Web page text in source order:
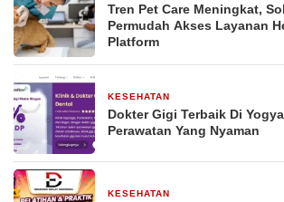
Tren Pet Care Meningkat,
Permudah Akses Layanan
Platform
KESEHATAN
Dokter Gigi Terbaik Di
Perawatan Yang Nyaman
KESEHATAN